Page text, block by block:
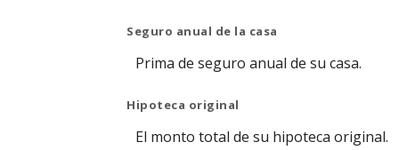
Seguro anual de la casa
Prima de seguro anual de su casa.
Hipoteca original
El monto total de su hipoteca original.